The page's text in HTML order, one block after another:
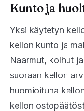
Kunto ja
Yksi käytetyn
kellon kunto ja
Naarmut, kolhut
suoraan kellon
huomioituna
kellon